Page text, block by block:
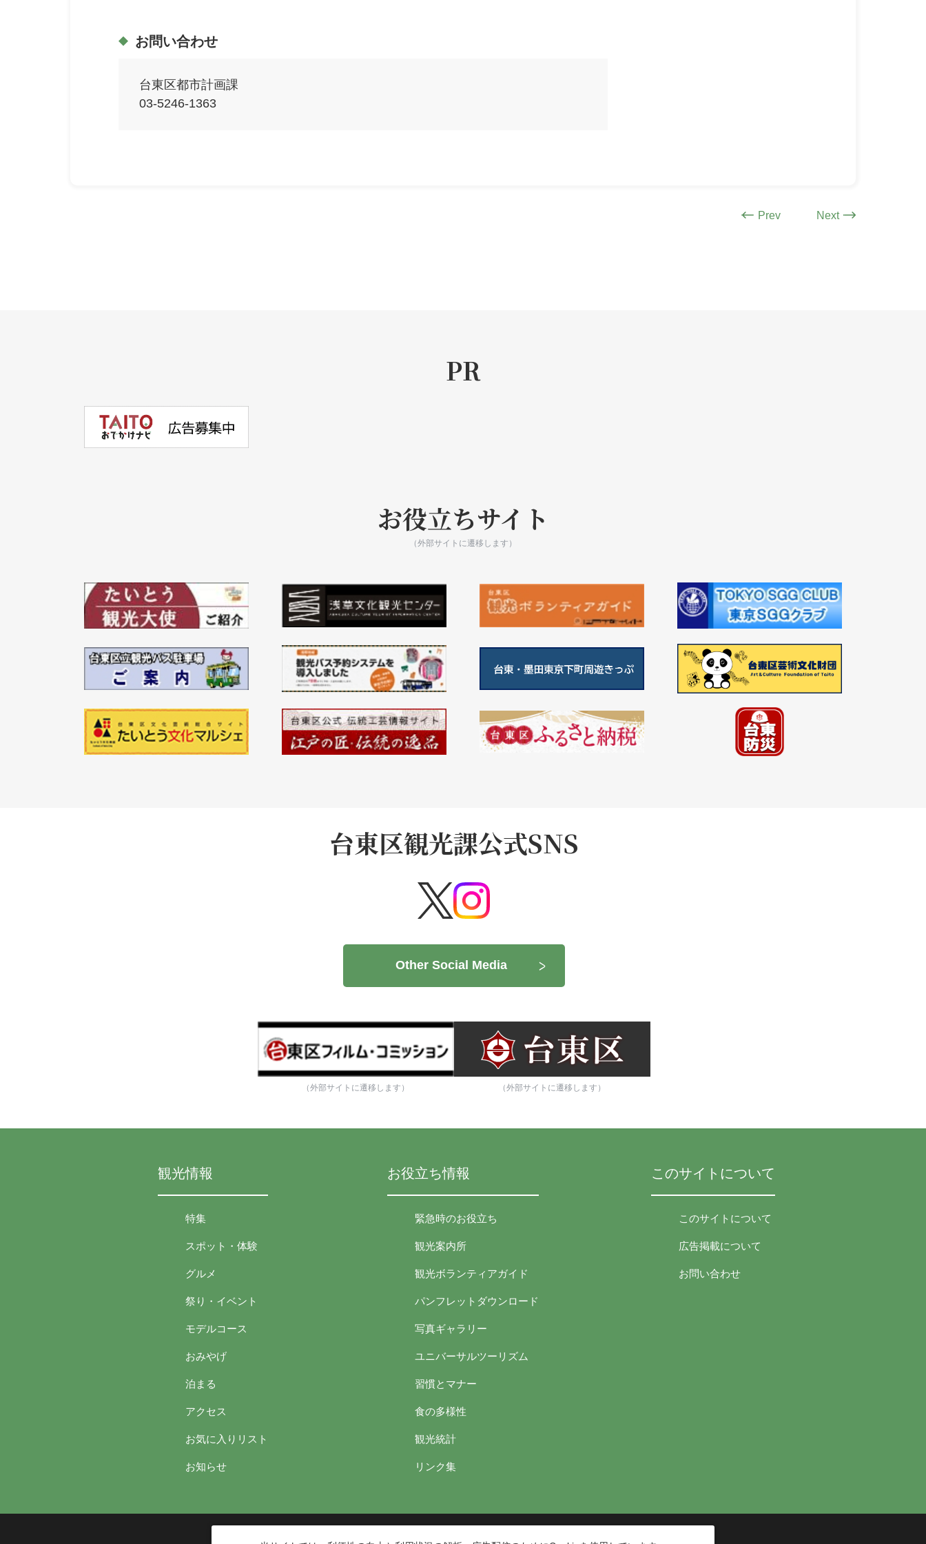
お問い合わせ
台東区都市計画課
03-5246-1363
Prev Next
PR
お役立ちサイト
（外部サイトに遷移します）
台東区観光課公式SNS
Other Social Media
（外部サイトに遷移します） （外部サイトに遷移します）
観光情報
特集
スポット・体験
グルメ
祭り・イベント
モデルコース
おみやげ
泊まる
アクセス
お気に入りリスト
お知らせ
お役立ち情報
緊急時のお役立ち
観光案内所
観光ボランティアガイド
パンフレットダウンロード
写真ギャラリー
ユニバーサルツーリズム
習慣とマナー
食の多様性
観光統計
リンク集
このサイトについて
このサイトについて
広告掲載について
お問い合わせ